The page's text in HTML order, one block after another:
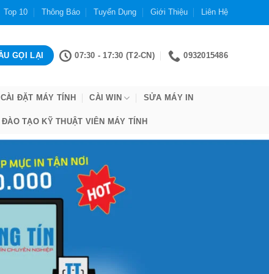
Top 10 Thông Báo Tuyển Dụng Giới Thiệu Liên Hệ
07:30 - 17:30 (T2-CN) 0932015486
CÀI ĐẶT MÁY TÍNH CÀI WIN SỬA MÁY IN
ĐÀO TẠO KỸ THUẬT VIÊN MÁY TÍNH